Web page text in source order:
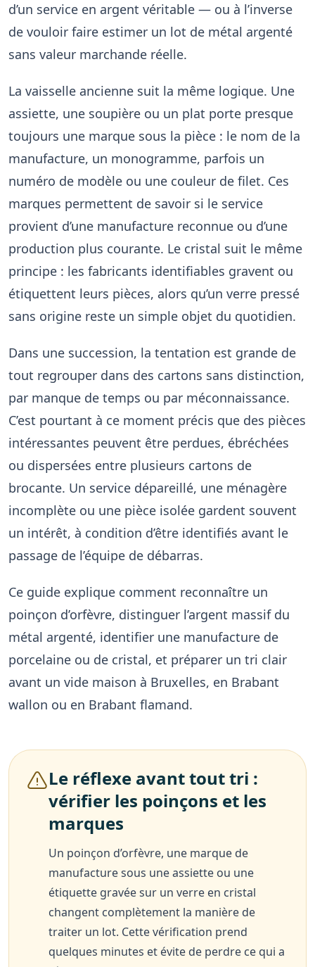
d’un service en argent véritable — ou à l’inverse
de vouloir faire estimer un lot de métal argenté
sans valeur marchande réelle.
La vaisselle ancienne suit la même logique. Une
assiette, une soupière ou un plat porte presque
toujours une marque sous la pièce : le nom de la
manufacture, un monogramme, parfois un
numéro de modèle ou une couleur de filet. Ces
marques permettent de savoir si le service
provient d’une manufacture reconnue ou d’une
production plus courante. Le cristal suit le même
principe : les fabricants identifiables gravent ou
étiquettent leurs pièces, alors qu’un verre pressé
sans origine reste un simple objet du quotidien.
Dans une succession, la tentation est grande de
tout regrouper dans des cartons sans distinction,
par manque de temps ou par méconnaissance.
C’est pourtant à ce moment précis que des pièces
intéressantes peuvent être perdues, ébréchées
ou dispersées entre plusieurs cartons de
brocante. Un service dépareillé, une ménagère
incomplète ou une pièce isolée gardent souvent
un intérêt, à condition d’être identifiés avant le
passage de l’équipe de débarras.
Ce guide explique comment reconnaître un
poinçon d’orfèvre, distinguer l’argent massif du
métal argenté, identifier une manufacture de
porcelaine ou de cristal, et préparer un tri clair
avant un vide maison à Bruxelles, en Brabant
wallon ou en Brabant flamand.
Le réflexe avant tout tri :
vérifier les poinçons et les
marques
Un poinçon d’orfèvre, une marque de
manufacture sous une assiette ou une
étiquette gravée sur un verre en cristal
changent complètement la manière de
traiter un lot. Cette vérification prend
quelques minutes et évite de perdre ce qui a